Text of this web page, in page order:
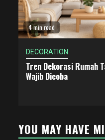
4 min read
DECORATION
Tren Dekorasi Rumah
Wajib Dicoba
YOU MAY HAVE